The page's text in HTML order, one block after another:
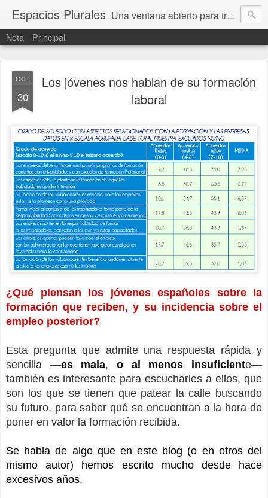
Espacios Plurales Una ventana abierto para tratar problemas que nos afectan a todxs. Temas sociales, educación, cultura, economía, política, derechos, calidad de vida. Estamos gobernados, pero queremos una calidad mayor en la política.
Nota Principal
OCT
30
Los jóvenes nos hablan de su formación
laboral
¿Qué piensan los jóvenes españoles sobre la
formación que reciben, y su incidencia sobre el
empleo posterior?
Esta pregunta que admite una respuesta rápida y
sencilla —es mala,o al menos insuficiente—
también es interesante para escucharles a ellos, que
son los que se tienen que patear la calle buscando
su futuro, para saber qué se encuentran a la hora de
poner en valor la formación recibida.
Se habla de algo que en este blog (o en otros del
mismo autor) hemos escrito mucho desde hace
excesivos años.